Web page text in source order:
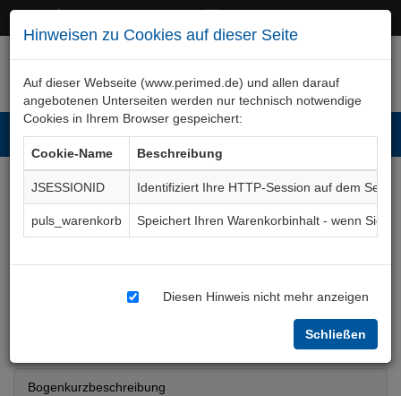
Hinweisen zu Cookies auf dieser Seite
Auf dieser Webseite (www.perimed.de) und allen darauf
angebotenen Unterseiten werden nur technisch notwendige
Cookies in Ihrem Browser gespeichert:
Cookie-Name
Beschreibung
JSESSIONID
Identifiziert Ihre HTTP-Session auf dem Server
puls_warenkorb
Speichert Ihren Warenkorbinhalt - wenn Sie
Diesen Hinweis nicht mehr anzeigen
Schließen
Notfall-Endoskopie
Blutstillung /
Fremdkörperentfernung
ImGe002De
Bogenkurzbeschreibung